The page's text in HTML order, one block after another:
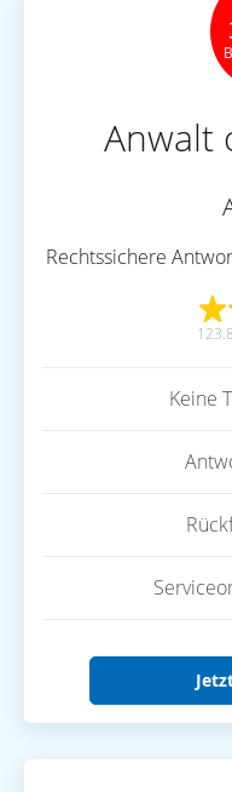
Anwalt
Rechtssichere
Keine